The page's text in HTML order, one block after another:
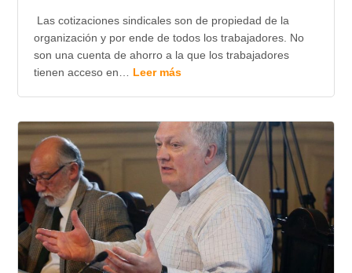
Las cotizaciones sindicales son de propiedad de la
organización y por ende de todos los trabajadores. No
son una cuenta de ahorro a la que los trabajadores
tienen acceso en… Leer más